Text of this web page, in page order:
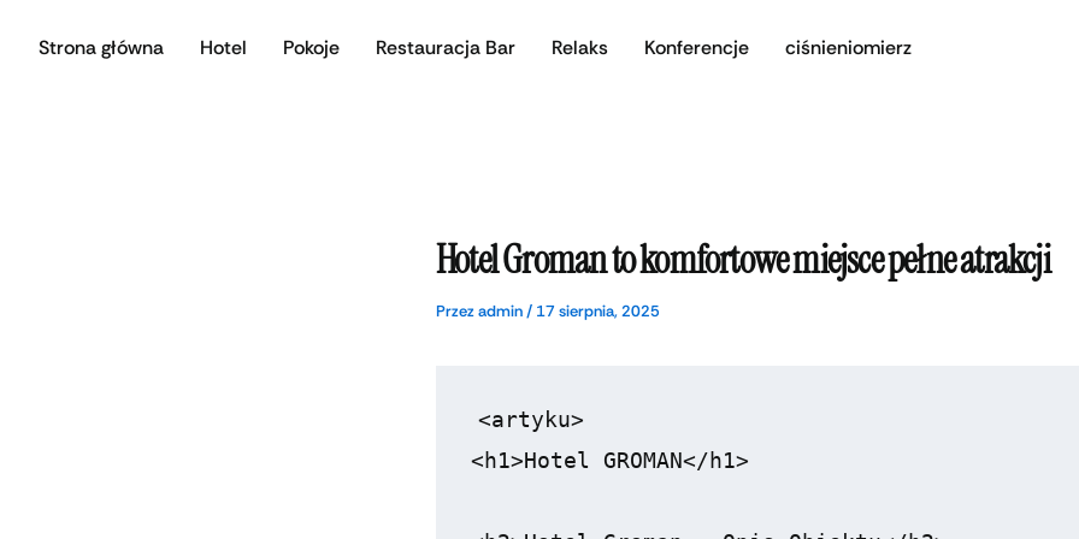
Strona główna Hotel Pokoje Restauracja Bar Relaks Konferencje ciśnieniomierz
Hotel Groman to komfortowe miejsce pełne atrakcji
Przezadmin/ 17 sierpnia, 2025
<artyku>
<h1>Hotel GROMAN</h1>